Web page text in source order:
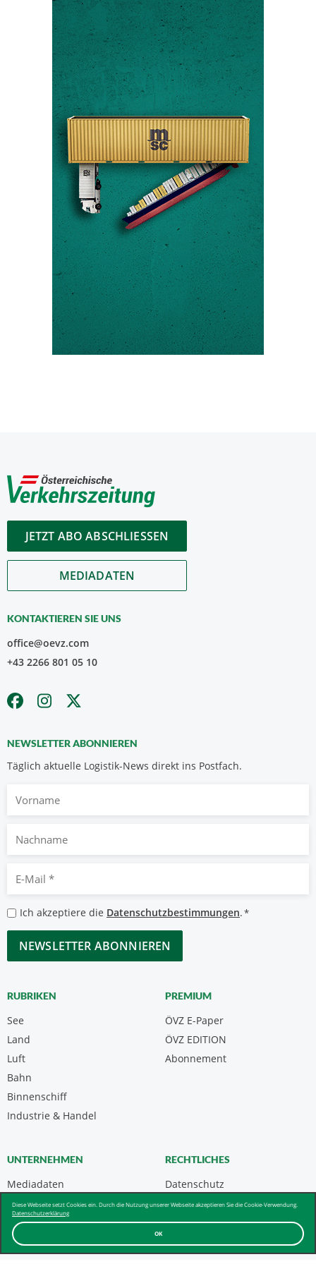
OK
Diese Webseite setzt Cookies ein. Durch die Nutzung unserer Webseite akzeptieren Sie die Cookie-Verwendung.
Datenschutzerklärung
JETZT ABO ABSCHLIESSEN
MEDIADATEN
KONTAKTIEREN SIE UNS
office@oevz.com
+43 2266 801 05 10
NEWSLETTER ABONNIEREN
Täglich aktuelle Logistik-News direkt ins Postfach.
Nachname
Mail
*
Datenschutzbestimmungen
*
Ich akzeptiere die Datenschutzbestimmungen.*
CAPTCHA
RUBRIKEN
See
Land
Luft
Bahn
Binnenschiff
Industrie & Handel
PREMIUM
ÖVZ E-Paper
Abonnement
ÖVZ EDITION
UNTERNEHMEN
Mediadaten
Kontakt
Über uns & AGB
RECHTLICHES
Datenschutz
Impressum